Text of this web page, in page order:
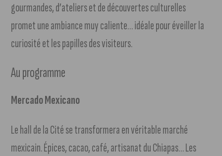
gourmandes, d’ateliers et de découvertes culturelles
promet une ambiance muy caliente… idéale pour éveiller la
curiosité et les papilles des visiteurs.
Au programme
Mercado Mexicano
Le hall de la Cité se transformera en véritable marché
mexicain. Épices, cacao, café, artisanat du Chiapas… Les